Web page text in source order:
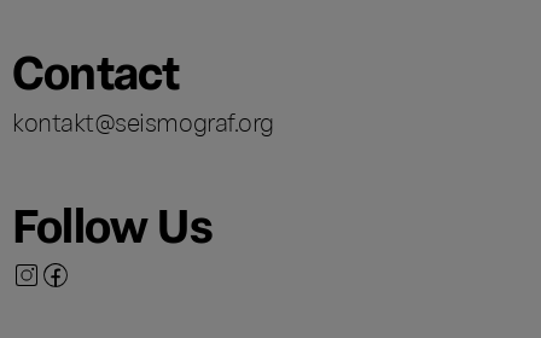
Contact
kontakt@seismograf.org
Follow Us